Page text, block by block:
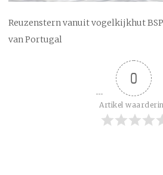
Reuzenstern vanuit vogelkijkhut
van Portugal
0
Artikel